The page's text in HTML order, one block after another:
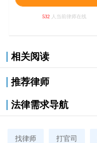
532 人当前律师在线
相关阅读
推荐律师
法律需求导航
找律师 打官司